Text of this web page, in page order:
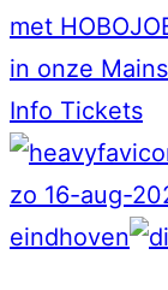
met
in onze
Info Tickets
zo 16-aug-
eindhoven